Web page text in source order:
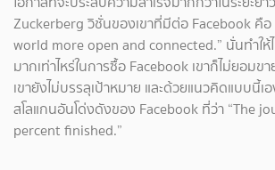
Zuckerberg วิชั่นของเขาที่มีต่อ Facebook คื
world more open and connected.” นั่นทำให้
มากเท่าไหร่ในการซื้อ Facebook เขาก็ไม่ยอมขา
เขายังไม่บรรลุเป้าหมาย และด้วยแนวคิดแบบนี้เ
สโลแกนอันโด่งดังของ Facebook ที่ว่า “The
percent finished.”